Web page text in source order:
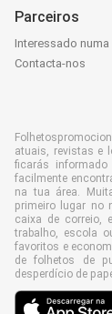
Parceiros
Interessado numa
Contacta-nos
atuais, revistas e
ficarás
facilmente
na tua área.
primeiro lugar no
caixa de correio,
trabalho, escola
favoritos e
de folhetos de
desperdício de